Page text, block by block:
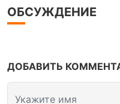
ОБСУЖДЕНИЕ
ДОБАВИТЬ
Укажите имя